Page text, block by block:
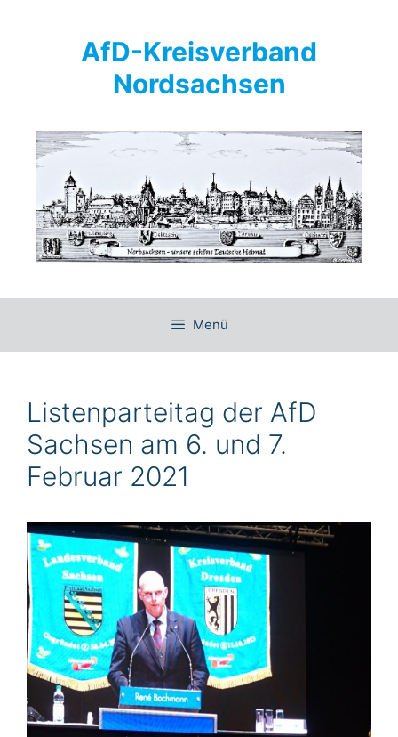
AfD-Kreisverband
Nordsachsen
Menü
Listenparteitag der AfD
Sachsen am 6. und 7.
Februar 2021